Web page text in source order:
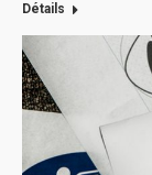
Détails